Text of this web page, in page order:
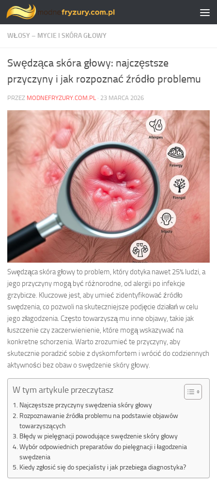
Skip to content
WŁOSY – MYCIE I SKÓRA GŁOWY
Swędząca skóra głowy: najczęstsze
przyczyny i jak rozpoznać źródło problemu
PRZEZ MODNEFRYZURY.COM.PL · 23 MARCA 2026
Swędząca skóra głowy to problem, który dotyka nawet 25% ludzi, a
jego przyczyny mogą być różnorodne, od alergii po infekcje
grzybicze. Kluczowe jest, aby umieć zidentyfikować źródło
swędzenia, co pozwoli na skuteczniejsze podjęcie działań w celu
jego złagodzenia. Często towarzyszą mu inne objawy, takie jak
łuszczenie czy zaczerwienienie, które mogą wskazywać na
konkretne schorzenia. Warto zrozumieć te przyczyny, aby
skutecznie poradzić sobie z dyskomfortem i wrócić do codziennych
aktywności bez obaw o swędzenie skóry głowy.
W tym artykule przeczytasz
Najczęstsze przyczyny swędzenia skóry głowy
Rozpoznawanie źródła problemu na podstawie objawów
towarzyszących
Błędy w pielęgnacji powodujące swędzenie skóry głowy
Wybór odpowiednich preparatów do pielęgnacji i łagodzenia
swędzenia
Kiedy zgłosić się do specjalisty i jak przebiega diagnostyka?